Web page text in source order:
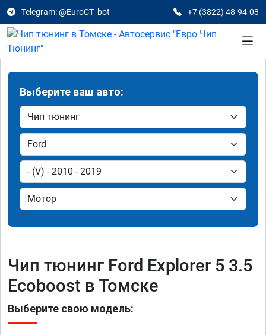
Telegram: @EuroCT_bot +7 (3822) 48-94-08
Выберите ваш авто:
Чип тюнинг Ford Explorer 5 3.5
Ecoboost в Томске
Выберите свою модель: